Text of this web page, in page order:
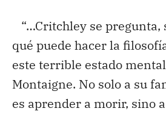
“…Critchley se pregunta,
qué puede hacer la
este terrible estado
Montaigne. No solo a su
es aprender a morir, sino